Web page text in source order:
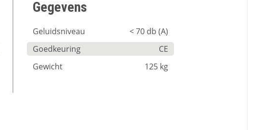
Gegevens
Geluidsniveau
< 70 db (A)
Goedkeuring
CE
Gewicht
125 kg